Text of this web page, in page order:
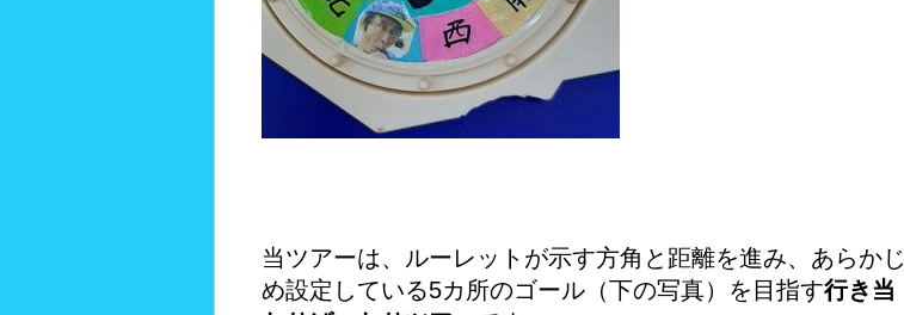
当ツアーは、ルーレットが示す方角と距離を進み、あらかじ
め設定している5カ所のゴール（下の写真）を目指す行き当